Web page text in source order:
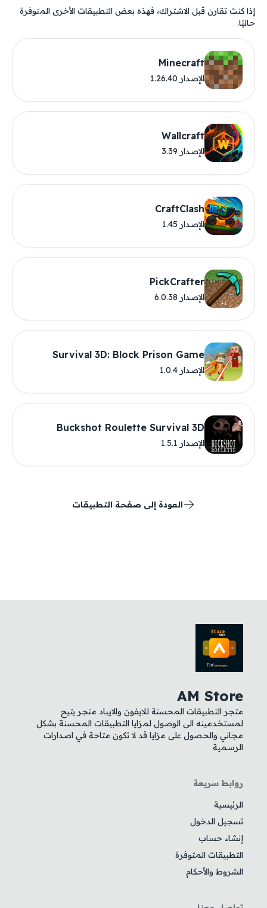
إذا كنت تقارن قبل الاشتراك، فهذه بعض التطبيقات الأخرى المتوفرة
حاليًا.
Minecraft
الإصدار 1.26.40
Wallcraft
الإصدار 3.39
CraftClash
الإصدار 1.45
PickCrafter
الإصدار 6.0.38
Survival 3D: Block Prison Game
الإصدار 1.0.4
Buckshot Roulette Survival 3D
الإصدار 1.5.1
العودة إلى صفحة التطبيقات
AM Store
متجر التطبيقات المحسنة للايفون والايباد متجر يتيح
لمستخدمينه الى الوصول لمزايا التطبيقات المحسنة بشكل
مجاني والحصول على مزايا قد لا تكون متاحة في اصدارات
الرسمية
روابط سريعة
الرئيسية
تسجيل الدخول
إنشاء حساب
التطبيقات المتوفرة
الشروط والأحكام